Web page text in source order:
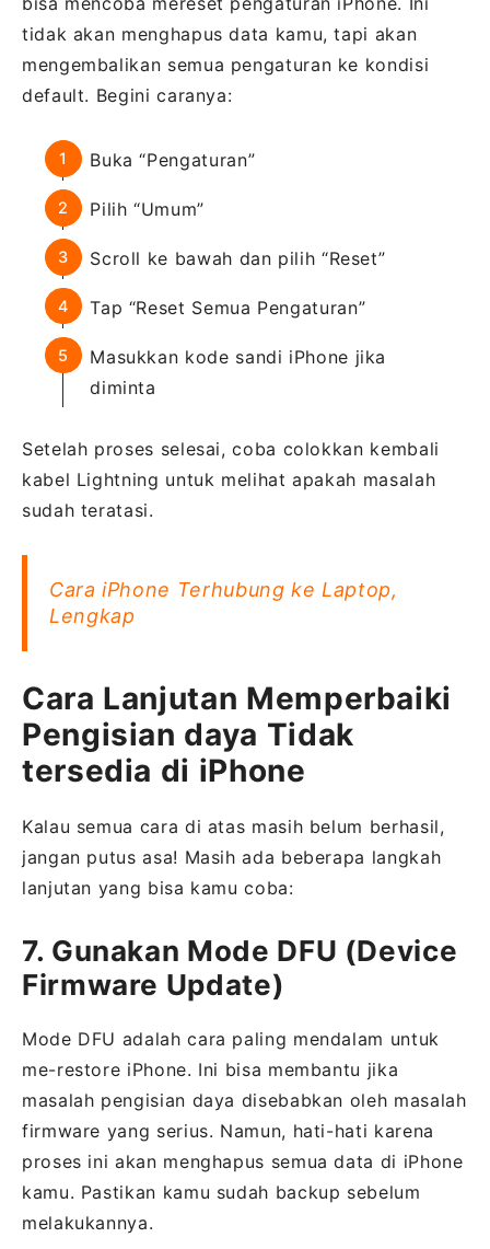
tidak akan menghapus data kamu, tapi akan
mengembalikan semua pengaturan ke kondisi
default. Begini caranya:
Buka “Pengaturan”
Pilih “Umum”
Scroll ke bawah dan pilih “Reset”
Tap “Reset Semua Pengaturan”
Masukkan kode sandi iPhone jika
diminta
Setelah proses selesai, coba colokkan kembali
kabel Lightning untuk melihat apakah masalah
sudah teratasi.
Cara iPhone Terhubung ke Laptop,
Lengkap
Cara Lanjutan Memperbaiki
Pengisian daya Tidak
tersedia di iPhone
Kalau semua cara di atas masih belum berhasil,
jangan putus asa! Masih ada beberapa langkah
lanjutan yang bisa kamu coba:
7. Gunakan Mode DFU (Device
Firmware Update)
Mode DFU adalah cara paling mendalam untuk
me-restore iPhone. Ini bisa membantu jika
masalah pengisian daya disebabkan oleh masalah
firmware yang serius. Namun, hati-hati karena
proses ini akan menghapus semua data di iPhone
kamu. Pastikan kamu sudah backup sebelum
melakukannya.